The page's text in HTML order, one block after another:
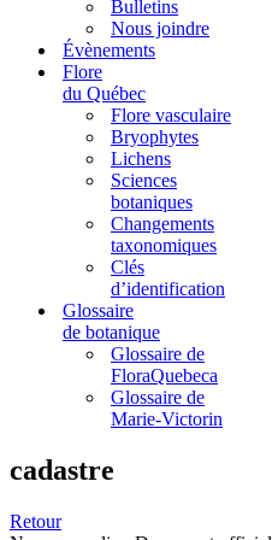
Bulletins
Nous joindre
Évènements
Flore
du Québec
Flore vasculaire
Bryophytes
Lichens
Sciences
botaniques
Changements
taxonomiques
Clés
d’identification
Glossaire
de botanique
Glossaire de
FloraQuebeca
Glossaire de
Marie-Victorin
cadastre
Retour